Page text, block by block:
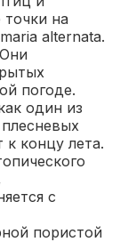
на
alternata.
погоде.
один из
к концу лета.
с
пористой